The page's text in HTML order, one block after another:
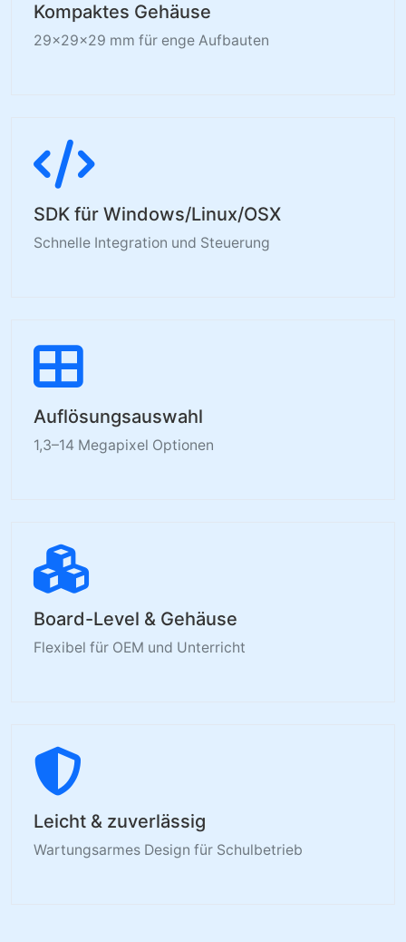
Kompaktes Gehäuse
29×29×29 mm für enge Aufbauten
SDK für Windows/Linux/OSX
Schnelle Integration und Steuerung
Auflösungsauswahl
1,3–14 Megapixel Optionen
Board-Level & Gehäuse
Flexibel für OEM und Unterricht
Leicht & zuverlässig
Wartungsarmes Design für Schulbetrieb